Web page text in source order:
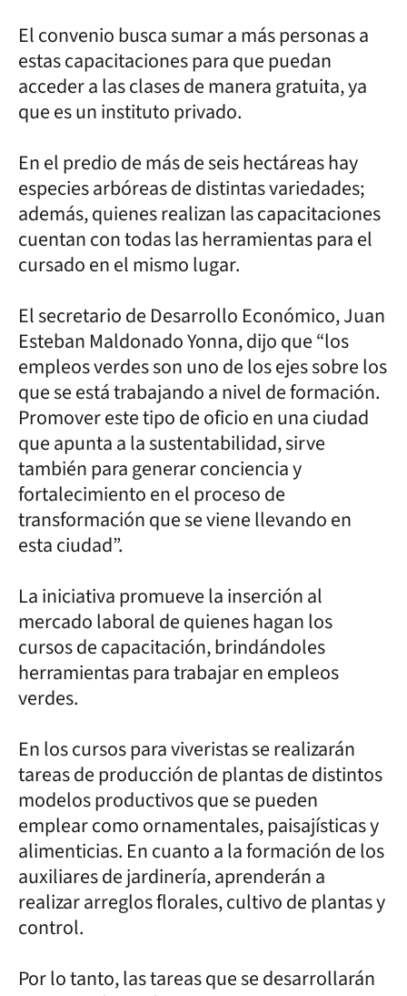
El convenio busca sumar a más personas a
estas capacitaciones para que puedan
acceder a las clases de manera gratuita, ya
que es un instituto privado.
En el predio de más de seis hectáreas hay
especies arbóreas de distintas variedades;
además, quienes realizan las capacitaciones
cuentan con todas las herramientas para el
cursado en el mismo lugar.
El secretario de Desarrollo Económico, Juan
Esteban Maldonado Yonna, dijo que “los
empleos verdes son uno de los ejes sobre los
que se está trabajando a nivel de formación.
Promover este tipo de oficio en una ciudad
que apunta a la sustentabilidad, sirve
también para generar conciencia y
fortalecimiento en el proceso de
transformación que se viene llevando en
esta ciudad”.
La iniciativa promueve la inserción al
mercado laboral de quienes hagan los
cursos de capacitación, brindándoles
herramientas para trabajar en empleos
verdes.
En los cursos para viveristas se realizarán
tareas de producción de plantas de distintos
modelos productivos que se pueden
emplear como ornamentales, paisajísticas y
alimenticias. En cuanto a la formación de los
auxiliares de jardinería, aprenderán a
realizar arreglos florales, cultivo de plantas y
control.
Por lo tanto, las tareas que se desarrollarán